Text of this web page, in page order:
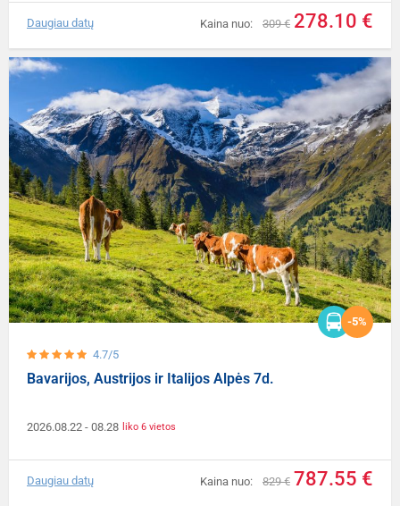
Kaina nuo: 309 € 278.10 €
Daugiau datų
4.7/5
-5%
Bavarijos, Austrijos ir Italijos Alpės 7d.
2026.08.22 - 08.28 liko 6 vietos
Kaina nuo: 829 € 787.55 €
Daugiau datų